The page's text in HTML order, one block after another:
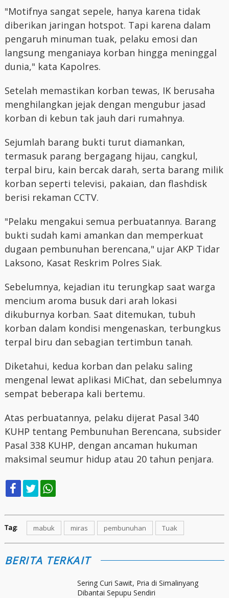
"Motifnya sangat sepele, hanya karena tidak
diberikan jaringan hotspot. Tapi karena dalam
pengaruh minuman tuak, pelaku emosi dan
langsung menganiaya korban hingga meninggal
dunia," kata Kapolres.
Setelah memastikan korban tewas, IK berusaha
menghilangkan jejak dengan mengubur jasad
korban di kebun tak jauh dari rumahnya.
Sejumlah barang bukti turut diamankan,
termasuk parang bergagang hijau, cangkul,
terpal biru, kain bercak darah, serta barang milik
korban seperti televisi, pakaian, dan flashdisk
berisi rekaman CCTV.
"Pelaku mengakui semua perbuatannya. Barang
bukti sudah kami amankan dan memperkuat
dugaan pembunuhan berencana," ujar AKP Tidar
Laksono, Kasat Reskrim Polres Siak.
Sebelumnya, kejadian itu terungkap saat warga
mencium aroma busuk dari arah lokasi
dikuburnya korban. Saat ditemukan, tubuh
korban dalam kondisi mengenaskan, terbungkus
terpal biru dan sebagian tertimbun tanah.
Diketahui, kedua korban dan pelaku saling
mengenal lewat aplikasi MiChat, dan sebelumnya
sempat beberapa kali bertemu.
Atas perbuatannya, pelaku dijerat Pasal 340
KUHP tentang Pembunuhan Berencana, subsider
Pasal 338 KUHP, dengan ancaman hukuman
maksimal seumur hidup atau 20 tahun penjara.
Tag: mabuk miras pembunuhan Tuak
BERITA TERKAIT
Sering Curi Sawit, Pria di Simalinyang
Dibantai Sepupu Sendiri